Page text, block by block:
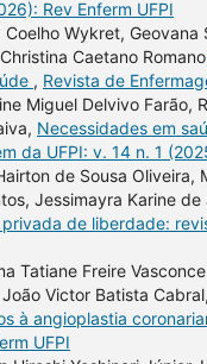
Rev Enferm UFPI
Wykret,
Caetano
, Revista de
Miguel Delvivo
Necessidades em
da UFPI: v. 14 n. 1
de Sousa
Jessimayra Karine
de liberdade:
Tatiane Freire
Victor Batista
à angioplastia
UFPI